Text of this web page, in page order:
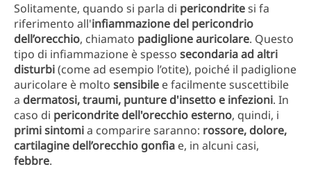
Solitamente, quando si parla di pericondritesi fa
riferimento all'infiammazione del pericondrio
dell’orecchio, chiamato padiglione auricolare. Questo
tipo di infiammazione è spesso secondaria ad altri
disturbi(come ad esempio l’otite), poiché il padiglione
auricolare è molto sensibile e facilmente suscettibile
a dermatosi, traumi, punture d'insetto e infezioni. In
caso di pericondrite dell'orecchio esterno, quindi, i
primi sintomia comparire saranno: rossore, dolore,
cartilagine dell’orecchio gonfia e, in alcuni casi,
febbre.